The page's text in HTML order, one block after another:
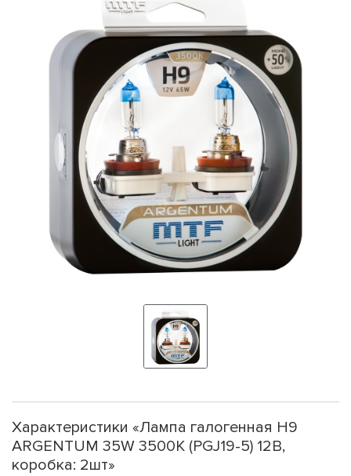
Характеристики «Лампа галогенная H9
ARGENTUM 35W 3500К (PGJ19-5) 12В,
коробка: 2шт»